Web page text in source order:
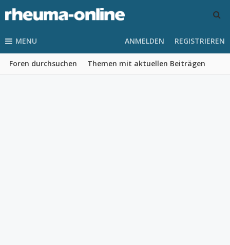
MENU
Foren durchsuchen Themen mit aktuellen Beiträgen
ANMELDEN REGISTRIEREN